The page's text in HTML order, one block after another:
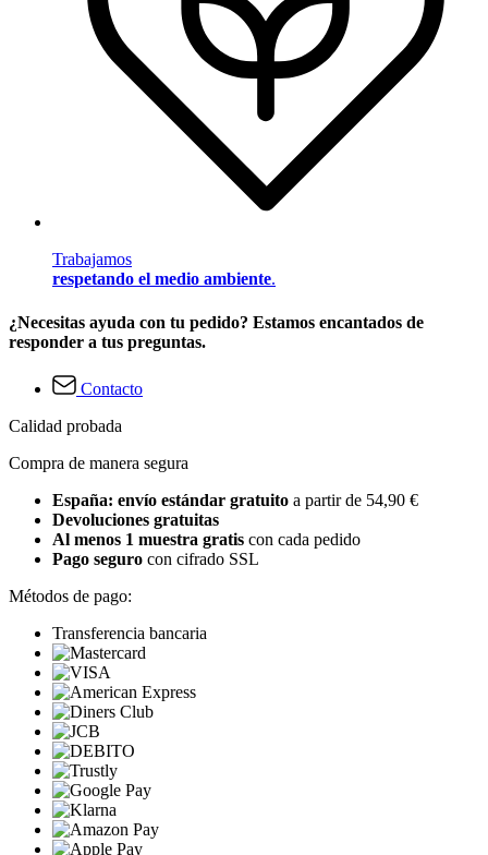
Trabajamos
respetando el medio ambiente.
¿Necesitas ayuda con tu pedido? Estamos encantados de
responder a tus preguntas.
Contacto
Calidad probada
Compra de manera segura
España: envío estándar gratuito a partir de 54,90 €
Devoluciones gratuitas
Al menos 1 muestra gratis con cada pedido
Pago seguro con cifrado SSL
Métodos de pago:
Transferencia bancaria